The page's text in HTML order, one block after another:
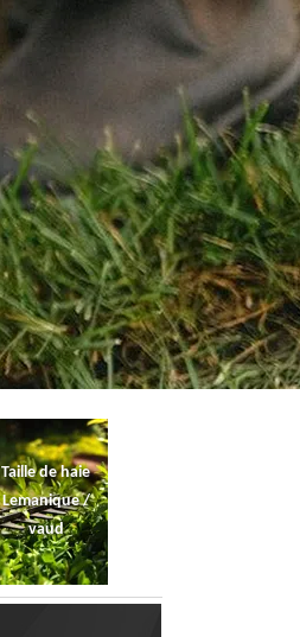
Taille de haie
Lemanique /
vaud